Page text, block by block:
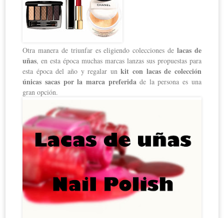
Otra manera de triunfar es eligiendo colecciones de lacas de
uñas, en esta época muchas marcas lanzas sus propuestas para
esta época del año y regalar unkit con lacas de colección
únicas sacas por la marca preferidade la persona es una
gran opción.